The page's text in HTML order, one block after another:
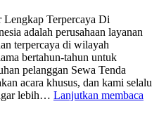
Lengkap Terpercaya Di
adalah perusahaan layanan
terpercaya di wilayah
bertahun-tahun untuk
pelanggan Sewa Tenda
acara khusus, dan kami selalu
lebih… Lanjutkan membaca